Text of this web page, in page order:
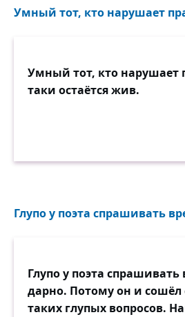
Умный тот, кто нарушает
Умный тот, кто нарушает
таки остаётся жив.
Глупо у поэта спрашивать
Глупо у поэта спрашивать
дарно. Потому он и сошёл
таких глупых вопросов.